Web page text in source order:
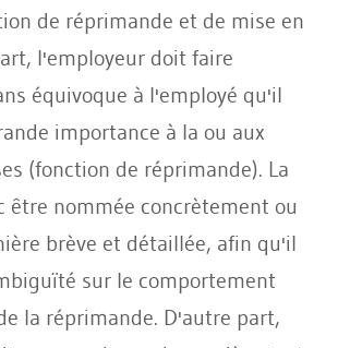
de réprimande et de mise en
l'employeur doit faire
équivoque à l'employé qu'il
importance à la ou aux
(fonction de réprimande). La
être nommée concrètement ou
brève et détaillée, afin qu'il
sur le comportement
la réprimande. D'autre part,